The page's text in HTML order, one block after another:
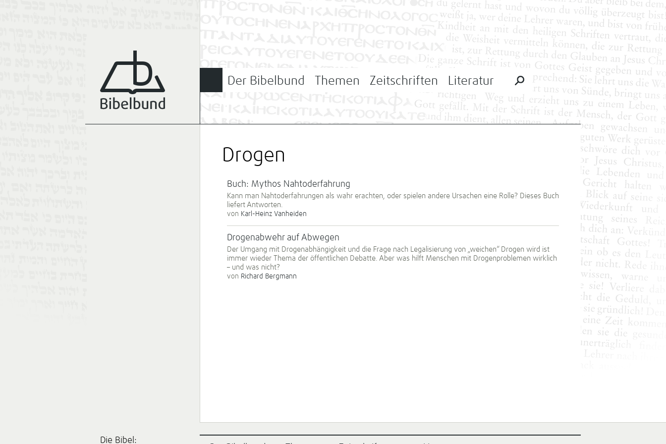
Der Bibelbund Themen Zeitschriften Literatur
Drogen
Buch: Mythos Nahtoderfah­rung
Kann man Nahtoderfahrungen als wahr erachten, oder spielen andere Ursachen eine Rolle? Dieses Buch
liefert Antworten.
von Karl-Heinz Vanheiden
Drogenabwehr auf Abwegen
Der Umgang mit Drogenabhängigkeit und die Frage nach Legalisierung von „weichen“ Drogen wird ist
immer wieder Thema der öffentlichen Debatte. Aber was hilft Menschen mit Drogenproblemen wirklich
– und was nicht?
von Richard Bergmann
Die Bibel: